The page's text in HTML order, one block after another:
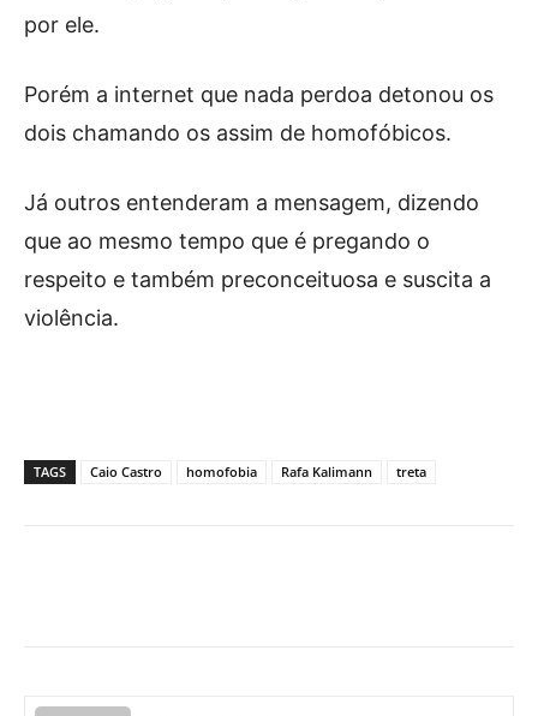
por ele.
Porém a internet que nada perdoa detonou os
dois chamando os assim de homofóbicos.
Já outros entenderam a mensagem, dizendo
que ao mesmo tempo que é pregando o
respeito e também preconceituosa e suscita a
violência.
TAGS Caio Castro homofobia Rafa Kalimann treta